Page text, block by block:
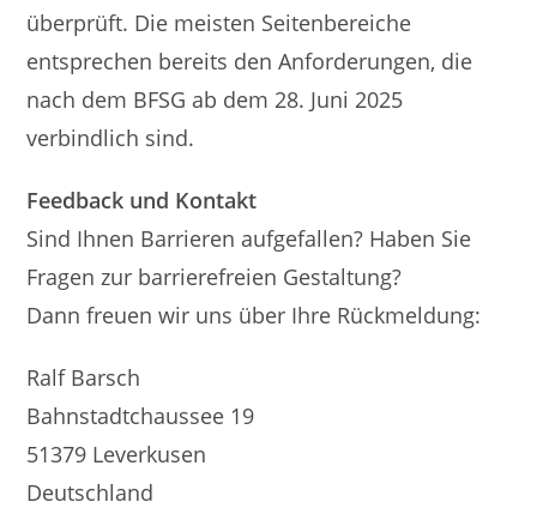
überprüft. Die meisten Seitenbereiche
entsprechen bereits den Anforderungen, die
nach dem BFSG ab dem 28. Juni 2025
verbindlich sind.
Feedback und Kontakt
Sind Ihnen Barrieren aufgefallen? Haben Sie
Fragen zur barrierefreien Gestaltung?
Dann freuen wir uns über Ihre Rückmeldung:
Ralf Barsch
Bahnstadtchaussee 19
51379 Leverkusen
Deutschland